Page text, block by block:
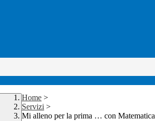
Home >
Servizi >
Mi alleno per la prima … con Matematica